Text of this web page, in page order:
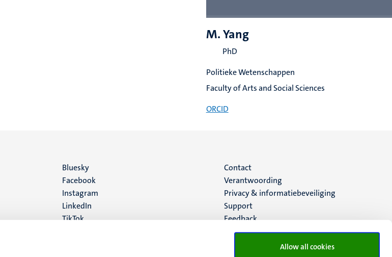
Allow all cookies
M. Yang
PhD
Politieke Wetenschappen
Faculty of Arts and Social Sciences
ORCID
Social
media
Bluesky
Facebook
Instagram
LinkedIn
TikTok
Menu
footer
(NL)
Contact
Verantwoording
Privacy & informatiebeveiliging
Support
Feedback